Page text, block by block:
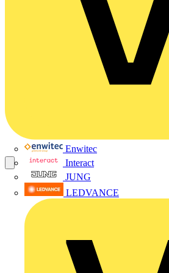
Enwitec
Interact
JUNG
LEDVANCE